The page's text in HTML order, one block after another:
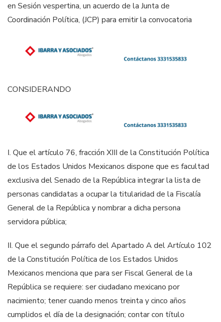
en Sesión vespertina, un acuerdo de la Junta de
Coordinación Política, (JCP) para emitir la convocatoria
CONSIDERANDO
I. Que el artículo 76, fracción XIII de la Constitución Política
de los Estados Unidos Mexicanos dispone que es facultad
exclusiva del Senado de la República integrar la lista de
personas candidatas a ocupar la titularidad de la Fiscalía
Generalde la República y nombrar a dicha persona
servidora pública;
II. Que el segundo párrafo del Apartado A del Artículo 102
de la Constitución Política de los Estados Unidos
Mexicanos menciona que para ser Fiscal General de la
República se requiere: ser ciudadano mexicano por
nacimiento; tener cuando menos treinta y cinco años
cumplidos el día de la designación; contar con título